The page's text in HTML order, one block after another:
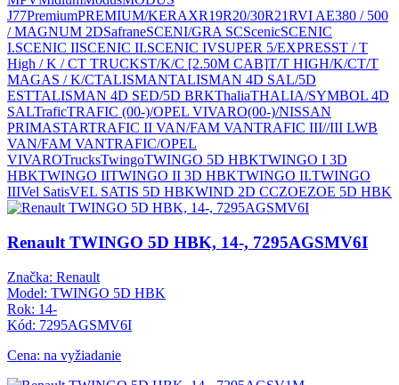
J77PremiumPREMIUM/KERAXR19R20/30R21RVI AE380 / 500
/ MAGNUM 2DSafraneSCENI/GRA SCScenicSCENIC
I.SCENIC IISCENIC II.SCENIC IVSUPER 5/EXPRESST / T
High / K / CT TRUCKST/K/C [2.50M CAB]T/T HIGH/K/CT/T
MAGAS / K/CTALISMANTALISMAN 4D SAL/5D
ESTTALISMAN 4D SED/5D BRKThaliaTHALIA/SYMBOL 4D
SALTraficTRAFIC (00-)/OPEL VIVARO(00-)/NISSAN
PRIMASTARTRAFIC II VAN/FAM VANTRAFIC III//III LWB
VAN/FAM VANTRAFIC/OPEL
VIVAROTrucksTwingoTWINGO 5D HBKTWINGO I 3D
HBKTWINGO IITWINGO II 3D HBKTWINGO II.TWINGO
IIIVel SatisVEL SATIS 5D HBKWIND 2D CCZOEZOE 5D HBK
Renault TWINGO 5D HBK, 14-, 7295AGSMV6I
Značka: Renault
Model: TWINGO 5D HBK
Rok: 14-
Kód: 7295AGSMV6I
Cena: na vyžiadanie